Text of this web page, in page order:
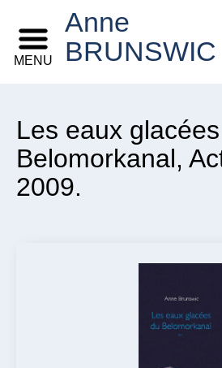
Anne
BRUNSWIC
MENU
Les eaux
Belomorkanal,
2009.